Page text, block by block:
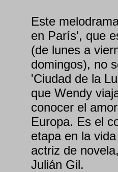
Este
en París', que
(de lunes a
domingos), no
'Ciudad de la
que Wendy
conocer el
Europa. Es el
etapa en la
actriz de
Julián Gil.